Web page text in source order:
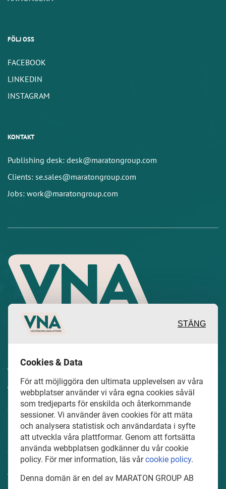
FÖLJ OSS
FACEBOOK
LINKEDIN
INSTAGRAM
KONTAKT
Publishing desk: desk@maratongroup.com
Clients: se.sales@maratongroup.com
Jobs: work@maratongroup.com
värdefulla berättelser och reportage
från och om det lokala näringslivet och
dess aktörer samt en hel del annan
läsvärt innehåll.
VasternorrlandsAffarer.se är en del av mediakoncernen
STÄNG
Cookies & Data
För att möjliggöra den ultimata upplevelsen av våra
webbplatser använder vi våra egna cookies såväl
som tredjeparts för enskilda och återkommande
sessioner. Vi använder även cookies för att mäta
och analysera statistisk och användardata i syfte
att utveckla våra plattformar. Genom att fortsätta
använda webbplatsen godkänner du vår cookie
policy. För mer information, läs vårcookie policy.
Denna domän är en del av MARATON GROUP AB